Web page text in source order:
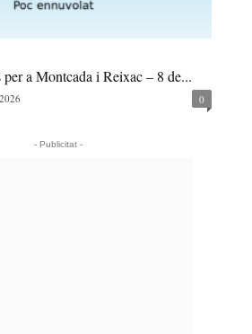
a Montcada i Reixac – 8 de...
0
- Publicitat -